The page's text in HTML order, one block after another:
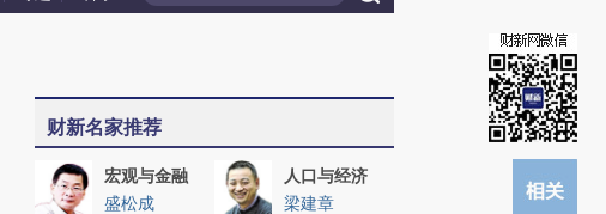
财新名家推荐
宏观与金融
盛松成
人口与经济
梁建章